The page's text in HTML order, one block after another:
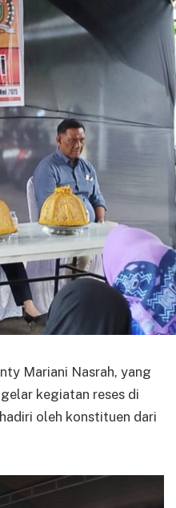
Mariani Nasrah, yang
kegiatan reses di
oleh konstituen dari